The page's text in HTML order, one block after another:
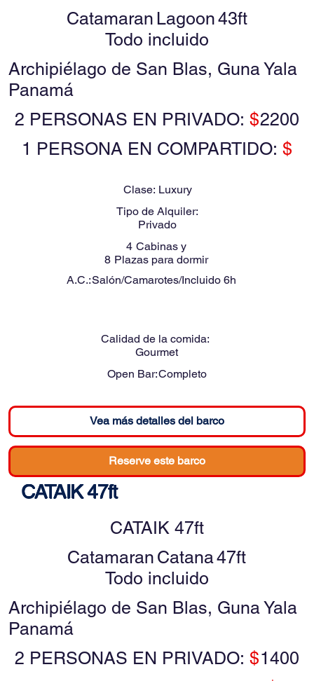
Catamaran Lagoon43ft
Todo incluido
Archipiélago de San Blas, Guna Yala
Panamá
2 PERSONAS EN PRIVADO:$2200
1 PERSONA EN COMPARTIDO: $
Clase: Luxury
Tipo de Alquiler:
Privado
4 Cabinas y
8 Plazas para dormir
A.C.:Salón/Camarotes/Incluido 6h
Calidad de la comida:
Gourmet
Open Bar:Completo
Vea más detalles del barco
Reserve este barco
CATAIK 47ft
CATAIK 47ft
Catamaran Catana47ft
Todo incluido
Archipiélago de San Blas, Guna Yala
Panamá
2 PERSONAS EN PRIVADO:$1400